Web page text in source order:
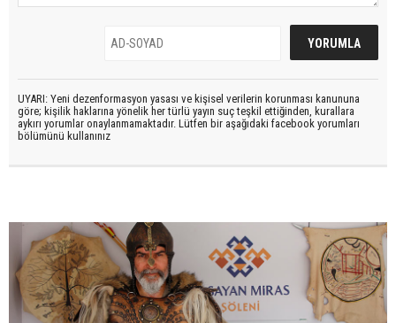
UYARI: Yeni dezenformasyon yasası ve kişisel verilerin korunması kanununa
göre; kişilik haklarına yönelik her türlü yayın suç teşkil ettiğinden, kurallara
aykırı yorumlar onaylanmamaktadır. Lütfen bir aşağıdaki facebook yorumları
bölümünü kullanınız